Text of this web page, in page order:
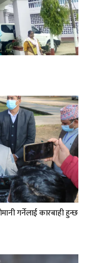
गर्नेलाई कारबाही हुन्छ